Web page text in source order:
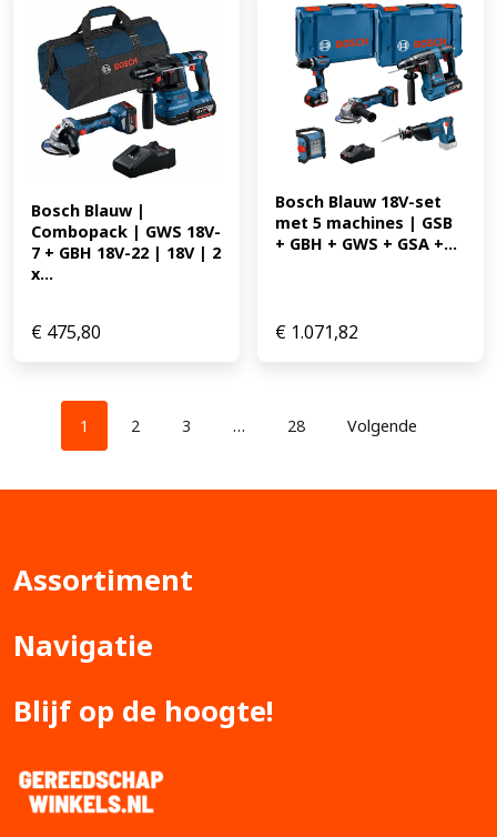
Bosch Blauw |
Combopack | GWS 18V-
7 + GBH 18V-22 | 18V | 2
x...
€ 475,80
Bosch Blauw 18V-set
met 5 machines | GSB
+ GBH + GWS + GSA +...
€ 1.071,82
1 2 3 … 28 Volgende
Assortiment
Navigatie
Blijf op de hoogte!